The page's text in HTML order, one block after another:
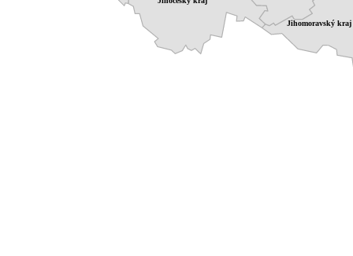
Jihomoravský kraj